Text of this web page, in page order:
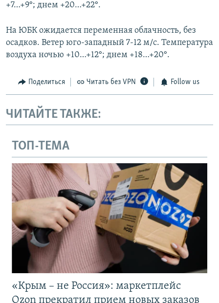
+7…+9°; днем +20…+22°.
На ЮБК ожидается переменная облачность, без
осадков. Ветер юго-западный 7-12 м/с. Температура
воздуха ночью +10…+12°; днем +18…+20°.
Поделиться Читать без VPN Follow us
ЧИТАЙТЕ ТАКЖЕ:
ТОП-ТЕМА
«Крым – не Россия»: маркетплейс
Ozon прекратил прием новых заказов